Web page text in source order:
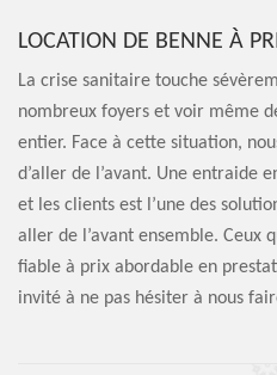
LOCATION DE BENNE À
La crise sanitaire touche
nombreux foyers et voir même
entier. Face à cette situation,
d’aller de l’avant. Une entraide
et les clients est l’une des
aller de l’avant ensemble. Ceux
fiable à prix abordable en
invité à ne pas hésiter à nous